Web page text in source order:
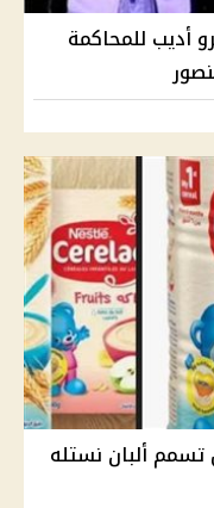
أديب للمحاكمة
تسمم ألبان نستله